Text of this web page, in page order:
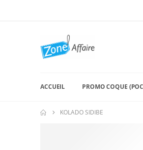
ACCUEIL PROMO COQUE
KOLADO SIDIBE